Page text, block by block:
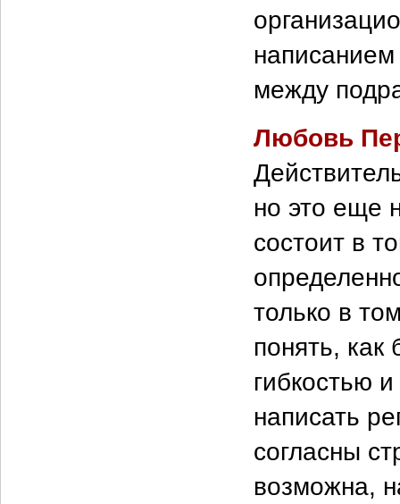
написанием
между
Любовь
но это еще
состоит в
только в
понять, как
гибкостью
написать
согласны
возможна,